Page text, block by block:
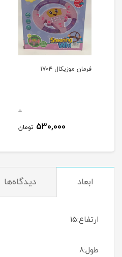
فرمان موزیکال ۱۷۰۴
0
530,000 تومان
ابعاد دیدگاه‌ها
ارتفاع:15
طول:8